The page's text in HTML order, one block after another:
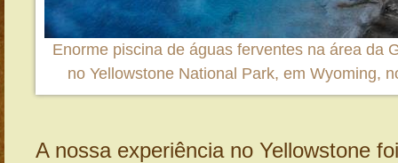
Enorme piscina de águas ferventes na área da
no Yellowstone National Park, em Wyoming,
A nossa experiência no Yellowstone